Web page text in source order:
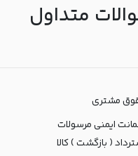
متداول
مشتری
ایمنی مرسولات
( بازگشت ) کالا